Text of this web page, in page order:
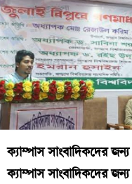
ক্যাম্পাস সাংবাদিকদের
ক্যাম্পাস সাংবাদিকদের